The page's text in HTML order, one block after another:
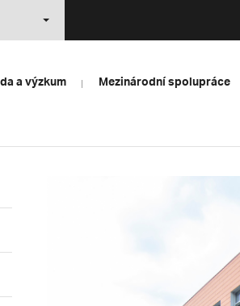
a výzkum Mezinárodní spolupráce